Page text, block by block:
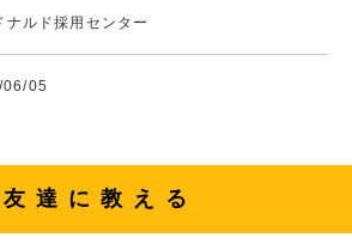
ナルド採用センター
05
達に教える